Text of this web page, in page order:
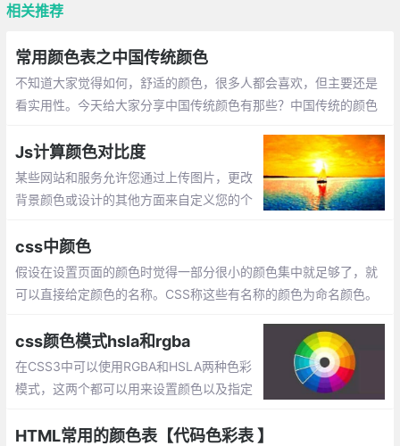
相关推荐
常用颜色表之中国传统颜色
不知道大家觉得如何，舒适的颜色，很多人都会喜欢，但主要还是
看实用性。今天给大家分享中国传统颜色有那些？中国传统的颜色
黛绿、胭脂、藕荷、豆绿、宝蓝、秋香、玄色、牙色、黄栌、靛
蓝、明黄、朱砂、石绿
Js计算颜色对比度
某些网站和服务允许您通过上传图片，更改
背景颜色或设计的其他方面来自定义您的个
序转换为您存储数据的小窝。
css中颜色
假设在设置页面的颜色时觉得一部分很小的颜色集中就足够了，就
可以直接给定颜色的名称。CSS称这些有名称的颜色为命名颜色。
蓝色
css颜色模式hsla和rgba
在CSS3中可以使用RGBA和HSLA两种色彩
模式，这两个都可以用来设置颜色以及指定
并且如果想要对颜色进行调整也无法简单做
HTML常用的颜色表【代码色彩表 】